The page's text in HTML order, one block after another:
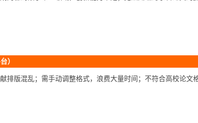
）
排版混乱；需手动调整格式，浪费大量时间；不符合高校论文